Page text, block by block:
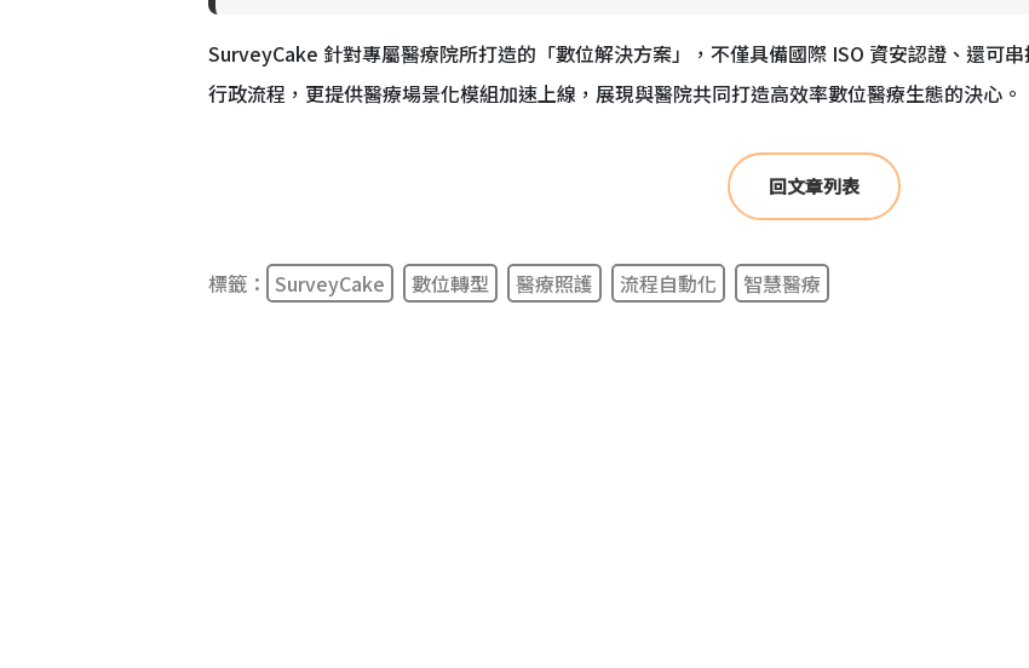
SurveyCake 針對專屬醫療院所打造的「數位解決方案」，不僅具備國際 ISO 資安認證、還可
行政流程，更提供醫療場景化模組加速上線，展現與醫院共同打造高效率數位醫療生態的決心。
回文章列表
標籤： SurveyCake 數位轉型 醫療照護 流程自動化 智慧醫療